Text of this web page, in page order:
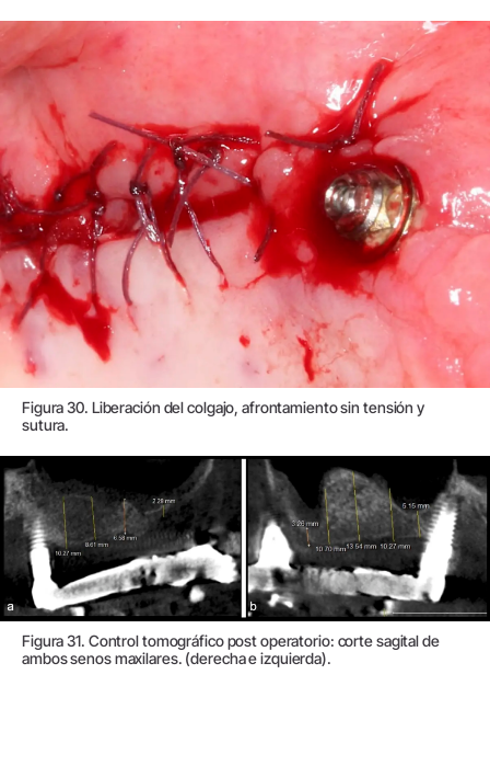
Figura 30. Liberación del colgajo, afrontamiento sin tensión y
sutura.
Figura 31. Control tomográfico post operatorio: corte sagital de
ambos senos maxilares. (derecha e izquierda).